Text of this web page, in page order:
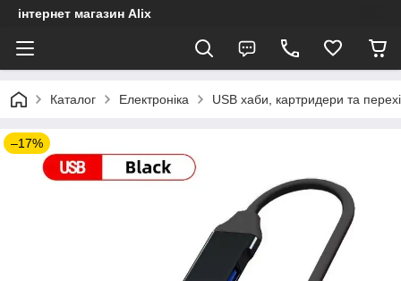
інтернет магазин Alix
Каталог Електроніка USB хаби, картридери та
–17%